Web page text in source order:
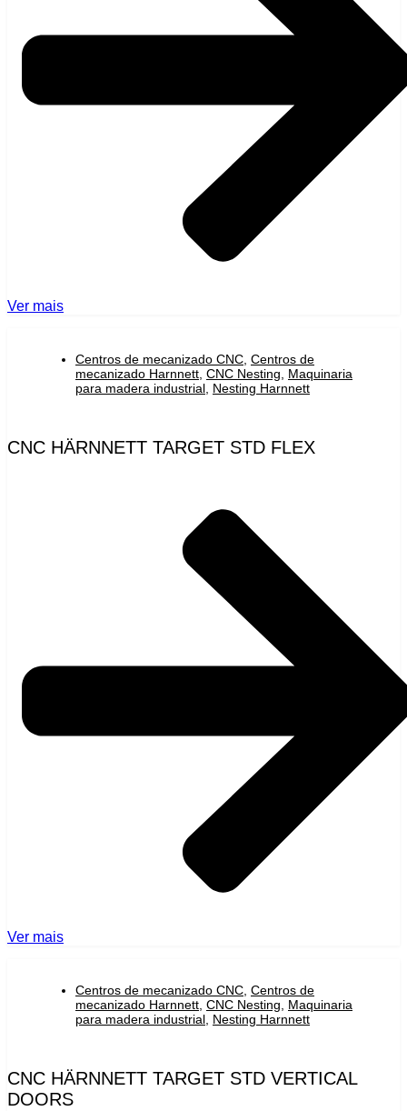
Ver mais
Centros de mecanizado CNC Centros de
mecanizado Harnnett CNC Nesting
Maquinaria
para madera industrial Nesting Harnnett
CNC HÄRNNETT TARGET STD FLEX
Ver mais
Centros de mecanizado CNC Centros de
mecanizado Harnnett CNC Nesting
Maquinaria
para madera industrial Nesting Harnnett
CNC HÄRNNETT TARGET STD VERTICAL
DOORS